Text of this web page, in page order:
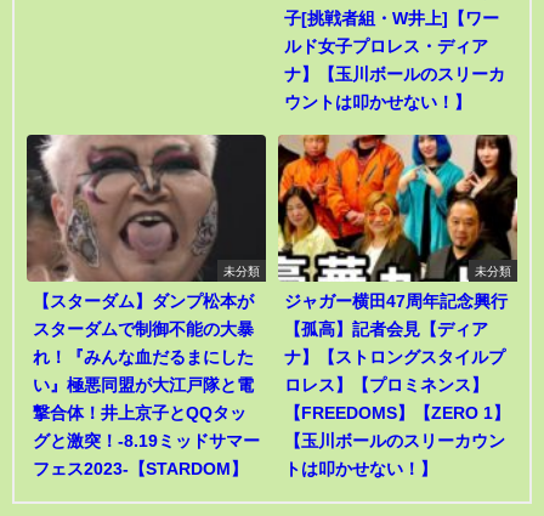
子[挑戦者組・W井上]【ワー
ルド女子プロレス・ディア
ナ】【玉川ボールのスリーカ
ウントは叩かせない！】
未分類
【スターダム】ダンプ松本が
スターダムで制御不能の大暴
れ！『みんな血だるまにした
い』極悪同盟が大江戸隊と電
撃合体！井上京子とQQタッ
グと激突！-8.19ミッドサマー
フェス2023-【STARDOM】
未分類
ジャガー横田47周年記念興行
【孤高】記者会見【ディア
ナ】【ストロングスタイルプ
ロレス】【プロミネンス】
【FREEDOMS】【ZERO 1】
【玉川ボールのスリーカウン
トは叩かせない！】